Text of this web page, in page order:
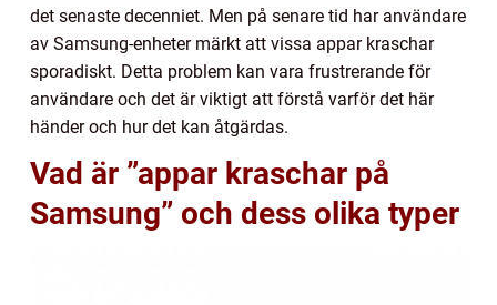
det senaste decenniet. Men på senare tid har användare
av Samsung-enheter märkt att vissa appar kraschar
sporadiskt. Detta problem kan vara frustrerande för
användare och det är viktigt att förstå varför det här
händer och hur det kan åtgärdas.
Vad är ”appar kraschar på
Samsung” och dess olika typer